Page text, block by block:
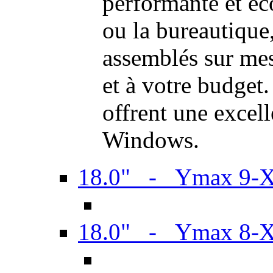
ou la
assemblés sur
et à votre
offrent une
Windows.
18.0" - Ymax 9-
18.0" - Ymax 8-